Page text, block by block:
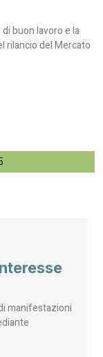
buon lavoro e la
rilancio del Mercato
manifestazioni